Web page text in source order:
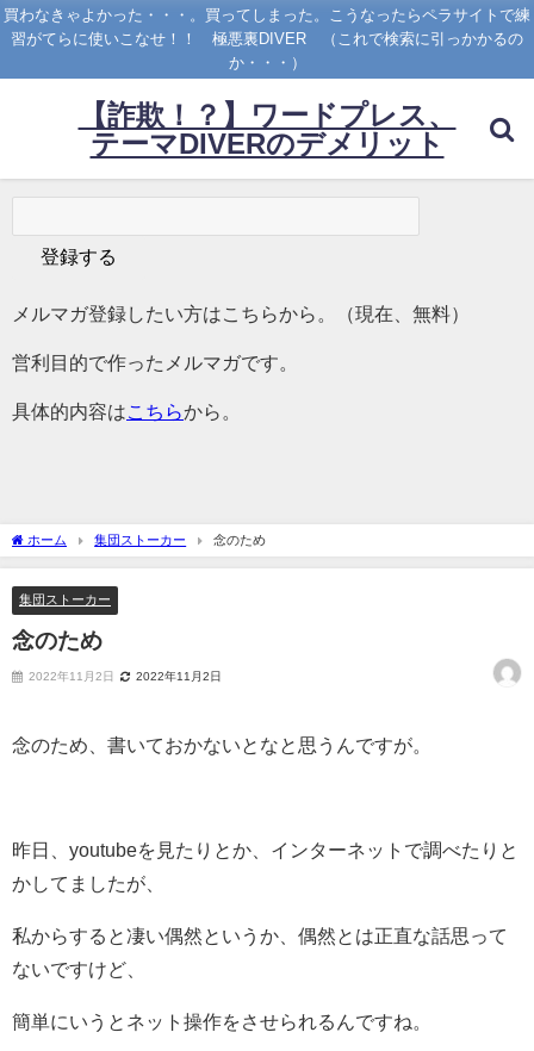
買わなきゃよかった・・・。買ってしまった。こうなったらペラサイトで練
習がてらに使いこなせ！！ 極悪裏DIVER （これで検索に引っかかるの
か・・・）
【詐欺！？】ワードプレス、
テーマDIVERのデメリット
メルマガ登録したい方はこちらから。（現在、無料）
営利目的で作ったメルマガです。
具体的内容は こちらから。
ホーム 集団ストーカー 念のため
集団ストーカー
念のため
2022年11月2日 2022年11月2日
念のため、書いておかないとなと思うんですが。
昨日、youtubeを見たりとか、インターネットで調べたりと
かしてましたが、
私からすると凄い偶然というか、偶然とは正直な話思って
ないですけど、
簡単にいうとネット操作をさせられるんですね。